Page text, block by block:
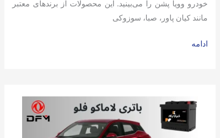
خودرو وویا پشن را می‌بینید. این محصولات از برندهای معتبر
مانند کیان پاور، صبا، سوزوکی
باتری
ادامه